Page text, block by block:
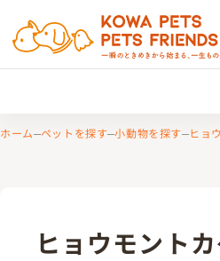
ホーム ペットを探す 小動物を探す ヒョ
ヒョウモント